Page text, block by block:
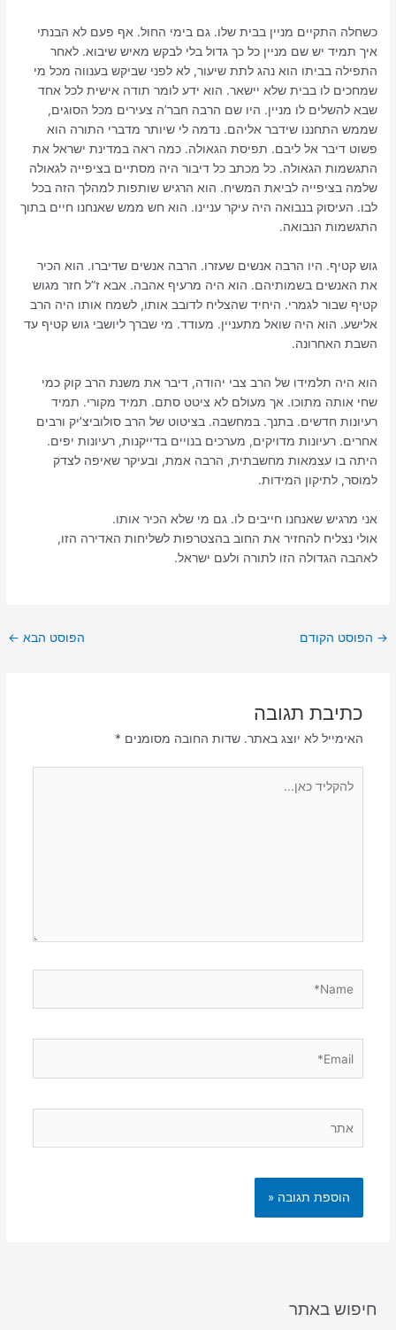
כשחלה התקיים מניין בבית שלו. גם בימי החול. אף פעם לא הבנתי
איך תמיד יש שם מניין כל כך גדול בלי לבקש מאיש שיבוא. לאחר
התפילה בביתו הוא נהג לתת שיעור, לא לפני שביקש בענווה מכל מי
שמחכים לו בבית שלא יישאר. הוא ידע לומר תודה אישית לכל אחד
שבא להשלים לו מניין. היו שם הרבה חבר’ה צעירים מכל הסוגים,
שממש התחננו שידבר אליהם. נדמה לי שיותר מדברי התורה הוא
פשוט דיבר אל ליבם. תפיסת הגאולה. כמה ראה במדינת ישראל את
התגשמות הגאולה. כל מכתב כל דיבור היה מסתיים בציפייה לגאולה
שלמה בציפייה לביאת המשיח. הוא הרגיש שותפות למהלך הזה בכל
לבו. העיסוק בנבואה היה עיקר עניינו. הוא חש ממש שאנחנו חיים בתוך
התגשמות הנבואה.
גוש קטיף. היו הרבה אנשים שעזרו. הרבה אנשים שדיברו. הוא הכיר
את האנשים בשמותיהם. הוא היה מרעיף אהבה. אבא ז”ל חזר מגוש
קטיף שבור לגמרי. היחיד שהצליח לדובב אותו, לשמח אותו היה הרב
אלישע. הוא היה שואל מתעניין. מעודד. מי שברך ליושבי גוש קטיף עד
השבת האחרונה.
הוא היה תלמידו של הרב צבי יהודה, דיבר את משנת הרב קוק כמי
שחי אותה מתוכו. אך מעולם לא ציטט סתם. תמיד מקורי. תמיד
רעיונות חדשים. בתנך. במחשבה. בציטוט של הרב סולוביצ’יק ורבים
אחרים. רעיונות מדויקים, מערכים בנויים בדייקנות, רעיונות יפים.
היתה בו עצמאות מחשבתית, הרבה אמת, ובעיקר שאיפה לצדק
למוסר, לתיקון המידות.
אני מרגיש שאנחנו חייבים לו. גם מי שלא הכיר אותו.
אולי נצליח להחזיר את החוב בהצטרפות לשליחות האדירה הזו,
לאהבה הגדולה הזו לתורה ולעם ישראל.
→ הפוסט הקודם הפוסט הבא ←
כתיבת תגובה
האימייל לא יוצג באתר. שדות החובה מסומנים *
כאן...
חיפוש באתר